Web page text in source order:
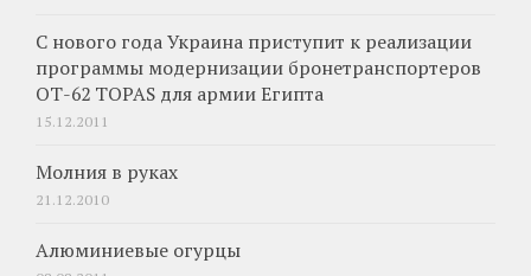
С нового года Украина приступит к реализации
программы модернизации бронетранспортеров
ОТ-62 TOPAS для армии Египта
15.12.2011
Молния в руках
21.12.2010
Алюминиевые огурцы